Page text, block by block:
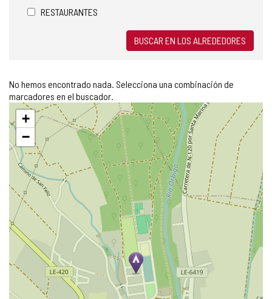
RESTAURANTES
BUSCAR EN LOS ALREDEDORES
No hemos encontrado nada. Selecciona una combinación de
marcadores en el buscador.
Saltar
mapa
+
−